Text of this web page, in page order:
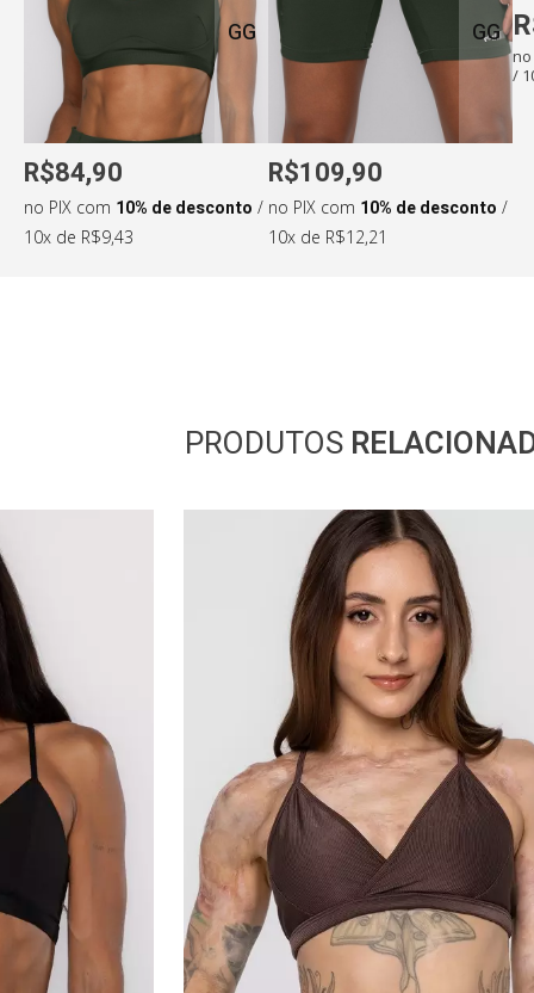
Medidas da modelo:
Altura: 168cm
•Busto: 87cm
•Cintura: 63cm
• Quadril: 94cm
R$84,90
no PIX com 10% de desconto /
10x de R$9,43
GG
R$109,90
no PIX com 10% de desconto /
10x de R$12,21
GG
no
/
PRODUTOS